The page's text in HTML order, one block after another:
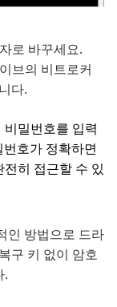
로 바꾸세요.
브의 비트로커
다.
밀번호를 입력
호가 정확하면
히 접근할 수 있
인 방법으로 드라
구 키 없이 암호
.